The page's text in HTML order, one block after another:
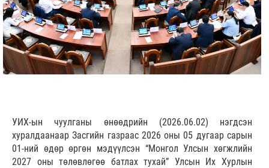
УИХ-ын чуулганы өнөөдрийн (2026.06.02) нэгдсэн
хуралдаанаар Засгийн газраас 2026 оны 05 дугаар сарын
01-ний өдөр өргөн мэдүүлсэн “Монгол Улсын хөгжлийн
2027 оны төлөвлөгөө батлах тухай” Улсын Их Хурлын